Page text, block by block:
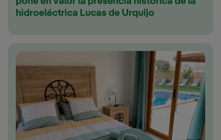
hidroeléctrica Lucas de Urquijo